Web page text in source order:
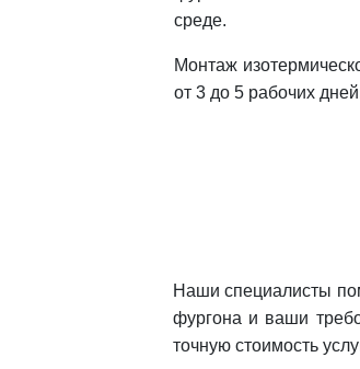
среде.
Монтаж
от 3 до 5 рабочих
Наши специалисты
фургона и ваши
точную стоимость